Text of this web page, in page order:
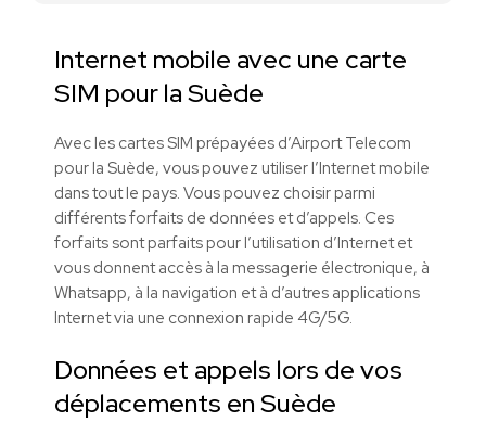
Internet mobile avec une carte
SIM pour la Suède
Avec les cartes SIM prépayées d’Airport Telecom
pour la Suède, vous pouvez utiliser l’Internet mobile
dans tout le pays. Vous pouvez choisir parmi
différents forfaits de données et d’appels. Ces
forfaits sont parfaits pour l’utilisation d’Internet et
vous donnent accès à la messagerie électronique, à
Whatsapp, à la navigation et à d’autres applications
Internet via une connexion rapide 4G/5G.
Données et appels lors de vos
déplacements en Suède